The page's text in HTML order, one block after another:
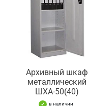
Архивный шкаф
металлический
ШХА-50(40)
в наличии